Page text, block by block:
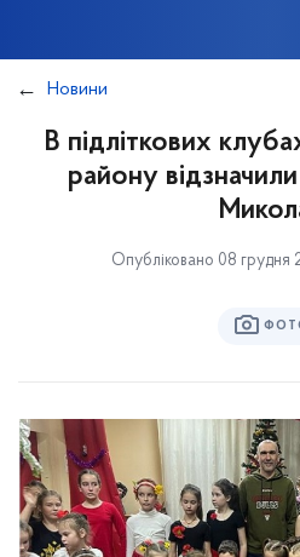
Новини
В підліткових
району
Опубліковано 08